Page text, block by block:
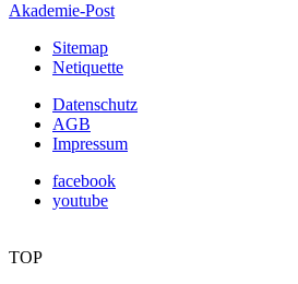
Akademie-Post
Sitemap
Netiquette
Datenschutz
AGB
Impressum
facebook
youtube
TOP